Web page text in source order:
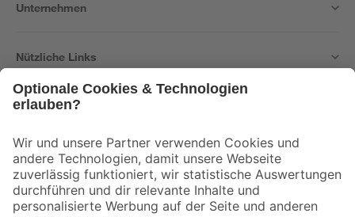
Unternehmen
Nützliche Links
Der toom Newsletter: Keine Angebote und Aktionen mehr verpassen!
Zur Newsletter Anmeldung